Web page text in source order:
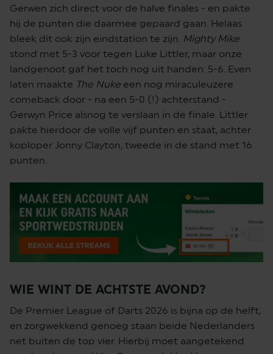
Gerwen zich direct voor de halve finales - en pakte
hij de punten die daarmee gepaard gaan. Helaas
bleek dit ook zijn eindstation te zijn. Mighty Mike
stond met 5-3 voor tegen Luke Littler, maar onze
landgenoot gaf het toch nog uit handen: 5-6. Even
laten maakte The Nuke een nog miraculeuzere
comeback door - na een 5-0 (!) achterstand -
Gerwyn Price alsnog te verslaan in de finale. Littler
pakte hierdoor de volle vijf punten en staat, achter
koploper Jonny Clayton, tweede in de stand met 16
punten.
WIE WINT DE ACHTSTE AVOND?
De Premier League of Darts 2026 is bijna op de helft,
en zorgwekkend genoeg staan beide Nederlanders
net buiten de top vier. Hierbij moet aangetekend